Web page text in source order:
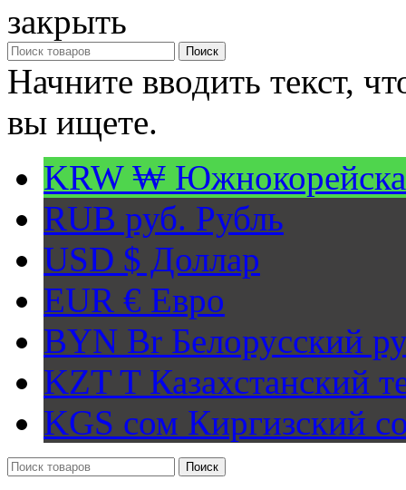
закрыть
Поиск
Начните вводить текст,
вы ищете.
KRW ₩
RUB руб. Рубль
USD $ Доллар
EUR € Евро
BYN Br Белорусский
KZT TКазахстанский
KGS сом Киргизский
Поиск